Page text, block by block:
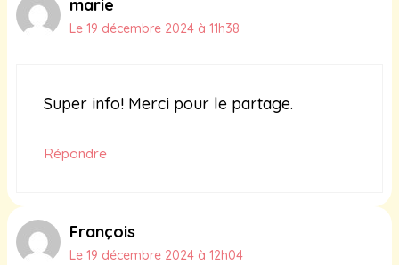
marie
Le 19 décembre 2024 à 11h38
Super info! Merci pour le partage.
Répondre
François
Le 19 décembre 2024 à 12h04